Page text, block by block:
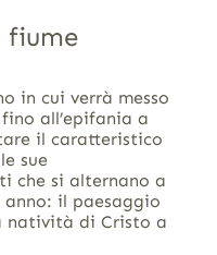
in cui verrà messo
all’epifania a
il caratteristico
sue
che si alternano a
anno: il paesaggio
natività di Cristo a